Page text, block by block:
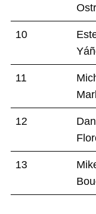
10
11
12
13